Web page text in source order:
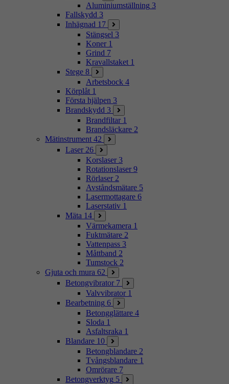
Aluminiumställning 3
Fallskydd 3
Inhägnad 17
Stängsel 3
Koner 1
Grind 7
Kravallstaket 1
Stege 8
Arbetsbock 4
Körplåt 1
Första hjälpen 3
Brandskydd 3
Brandfiltar 1
Brandsläckare 2
Mätinstrument 42
Laser 26
Korslaser 3
Rotationslaser 9
Rörlaser 2
Avståndsmätare 5
Lasermottagare 6
Laserstativ 1
Mäta 14
Värmekamera 1
Fuktmätare 2
Vattenpass 3
Måttband 2
Tumstock 2
Gjuta och mura 62
Betongvibrator 7
Valvvibrator 1
Bearbetning 6
Betongglättare 4
Sloda 1
Asfaltsraka 1
Blandare 10
Betongblandare 2
Tvångsblandare 1
Omrörare 7
Betongverktyg 5